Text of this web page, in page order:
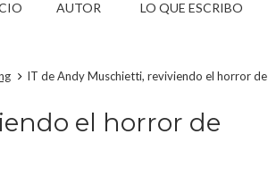
AUTOR LO QUE ESCRIBO
IT de Andy Muschietti, reviviendo el horror de
el horror de